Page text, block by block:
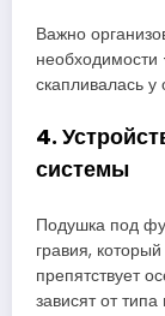
Важно
скапливалась у
4.
системы
Подушка под
гравия,
препятствует
зависят от